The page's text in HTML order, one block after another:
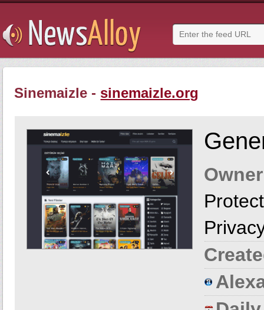
Sinemaizle - sinemaizle.org